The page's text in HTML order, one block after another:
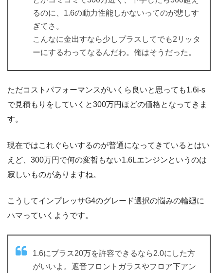
るのに、1.6の動力性能しかないってのが悲しす
ぎてさ。
こんなに金出すなら少しプラスしてでも2リッタ
ーにするわってなるんだわ。俺はそうだった。
ただコストパフォーマンスがいくら良いと思っても1.6i-s
で見積もりをしていくと300万円ほどの価格となってきま
す。
現在ではこれぐらいするのが普通になってきているとはい
えど、300万円で何の変哲もない1.6Lエンジンというのは
寂しいものがありますね。
こうしてインプレッサG4のグレード選択の悩みの輪廻に
ハマっていくようです。
1.6にプラス20万を許容できるなら2.0にした方
がいいよ。遮音フロントガラスやフロア下アン